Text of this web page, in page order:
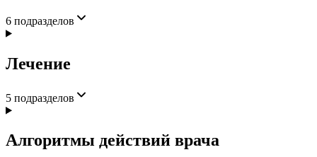
6 подразделов
Лечение
5 подразделов
Алгоритмы действий врача